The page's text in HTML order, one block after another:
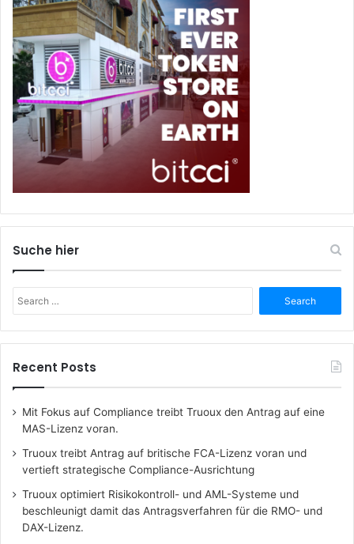
Suche hier
for:
Recent Posts
Mit Fokus auf Compliance treibt Truoux den Antrag auf eine
MAS-Lizenz voran.
Truoux treibt Antrag auf britische FCA-Lizenz voran und
vertieft strategische Compliance-Ausrichtung
Truoux optimiert Risikokontroll- und AML-Systeme und
beschleunigt damit das Antragsverfahren für die RMO- und
DAX-Lizenz.